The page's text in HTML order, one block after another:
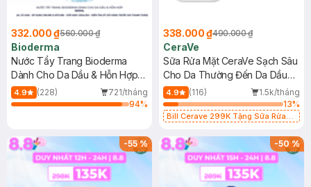
332.000 ₫560.000 ₫
Bioderma
Nước Tẩy Trang Bioderma
Dành Cho Da Dầu & Hỗn Hợp
500ml
4.9 (228)
721/tháng
94%
338.000 ₫490.000 ₫
CeraVe
Sữa Rửa Mặt CeraVe Sạch Sâu
Cho Da Thường Đến Da Dầu
473ml
4.9 (116)
1.5k/tháng
13%
Bill Cerave 299K Tặng Sữa Rửa
-55% -50%